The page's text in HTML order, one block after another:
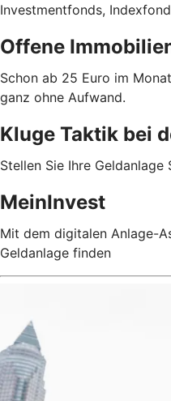
Investmentfonds,
Offene
Schon ab 25 Euro im
ganz ohne Aufwand.
Kluge Taktik bei
Stellen Sie Ihre
MeinInvest
Mit dem digitalen Anlage-
Geldanlage finden